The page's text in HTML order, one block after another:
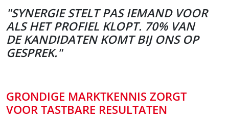
"SYNERGIE STELT PAS IEMAND VOOR
ALS HET PROFIEL KLOPT. 70% VAN
DE KANDIDATEN KOMT BIJ ONS OP
GESPREK."
GRONDIGE MARKTKENNIS ZORGT
VOOR TASTBARE RESULTATEN